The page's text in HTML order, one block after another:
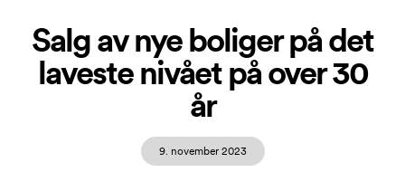
Salg av nye boliger på det
laveste nivået på over 30
år
9. november 2023